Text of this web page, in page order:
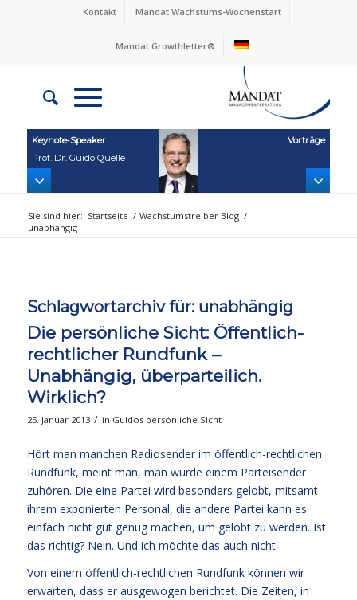
Kontakt Mandat Wachstums-Wochenstart
Mandat Growthletter®
Keynote‑Speaker
Prof. Dr. Guido Quelle
Vorträge
Sie sind hier: Startseite / Wachstumstreiber Blog /
unabhängig
Schlagwortarchiv für: unabhängig
Die persönliche Sicht: Öffentlich-
rechtlicher Rundfunk –
Unabhängig, überparteilich.
Wirklich?
25. Januar 2013 / in Guidos persönliche Sicht
Hört man manchen Radiosender im öffentlich-rechtlichen
Rundfunk, meint man, man würde einem Parteisender
zuhören. Die eine Partei wird besonders gelobt, mitsamt
ihrem exponierten Personal, die andere Partei kann es
einfach nicht gut genug machen, um gelobt zu werden. Ist
das richtig? Nein. Und ich möchte das auch nicht.
Von einem öffentlich-rechtlichen Rundfunk können wir
erwarten, dass er ausgewogen berichtet. Die Zeiten, in